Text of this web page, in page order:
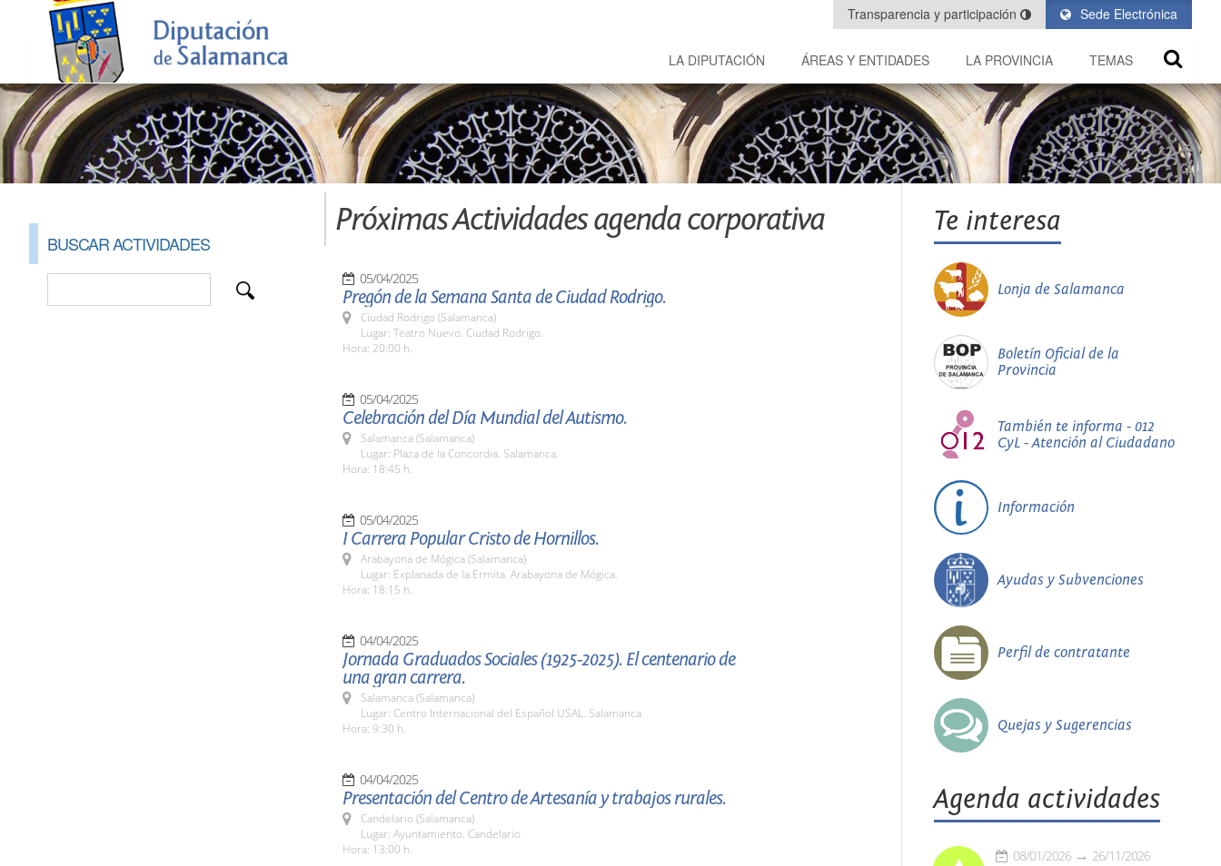
Sede Electrónica
Transparencia y participación
LA DIPUTACIÓN ÁREAS Y ENTIDADES LA PROVINCIA TEMAS
BUSCAR ACTIVIDADES
Próximas Actividades agenda corporativa
05/04/2025
Pregón de la Semana Santa de Ciudad Rodrigo.
Ciudad Rodrigo (Salamanca)
Lugar: Teatro Nuevo. Ciudad Rodrigo.
Hora: 20:00 h.
05/04/2025
Celebración del Día Mundial del Autismo.
Salamanca (Salamanca)
Lugar: Plaza de la Concordia. Salamanca.
Hora: 18:45 h.
05/04/2025
I Carrera Popular Cristo de Hornillos.
Arabayona de Mógica (Salamanca)
Lugar: Explanada de la Ermita. Arabayona de Mógica.
Hora: 18:15 h.
04/04/2025
Jornada Graduados Sociales (1925-2025). El centenario de
una gran carrera.
Salamanca (Salamanca)
Lugar: Centro Internacional del Español USAL. Salamanca
Hora: 9:30 h.
04/04/2025
Presentación del Centro de Artesanía y trabajos rurales.
Candelario (Salamanca)
Lugar: Ayuntamiento. Candelario
Hora: 13:00 h.
Te interesa
Lonja de Salamanca
Boletín Oficial de la
Provincia
También te informa - 012
CyL - Atención al Ciudadano
Información
Ayudas y Subvenciones
Perfil de contratante
Quejas y Sugerencias
Agenda actividades
08/01/2026 26/11/2026